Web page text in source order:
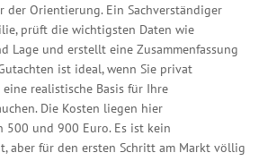
der Orientierung. Ein Sachverständiger
prüft die wichtigsten Daten wie
Lage und erstellt eine Zusammenfassung
ist ideal, wenn Sie privat
realistische Basis für Ihre
Die Kosten liegen hier
500 und 900 Euro. Es ist kein
aber für den ersten Schritt am Markt völlig